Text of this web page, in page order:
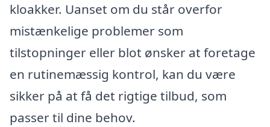
kloakker. Uanset om du står overfor
mistænkelige problemer som
tilstopninger eller blot ønsker at foretage
en rutinemæssig kontrol, kan du være
sikker på at få det rigtige tilbud, som
passer til dine behov.